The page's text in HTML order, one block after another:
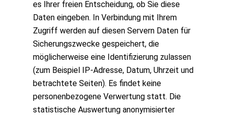
es Ihrer freien Entscheidung, ob Sie diese
Daten eingeben. In Verbindung mit Ihrem
Zugriff werden auf diesen Servern Daten für
Sicherungszwecke gespeichert, die
möglicherweise eine Identifizierung zulassen
(zum Beispiel IP-Adresse, Datum, Uhrzeit und
betrachtete Seiten). Es findet keine
personenbezogene Verwertung statt. Die
statistische Auswertung anonymisierter